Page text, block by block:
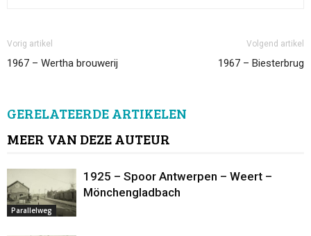
Vorig artikel
1967 – Wertha brouwerij
Volgend artikel
1967 – Biesterbrug
GERELATEERDE ARTIKELEN
MEER VAN DEZE AUTEUR
Parallelweg
1925 – Spoor Antwerpen – Weert –
Mönchengladbach